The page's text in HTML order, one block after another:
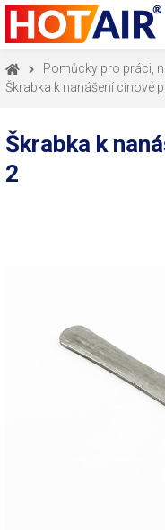
Pomůcky pro práci,
Škrabka k nanášení cínové
Škrabka k
2